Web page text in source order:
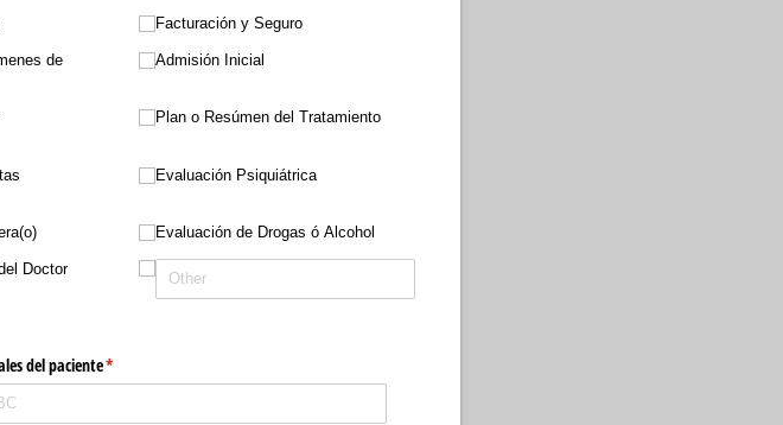
de
Doctor
Facturación y Seguro
Admisión Inicial
Plan o Resúmen del Tratamiento
Evaluación Psiquiátrica
Evaluación de Drogas ó Alcohol
del paciente*
(required)